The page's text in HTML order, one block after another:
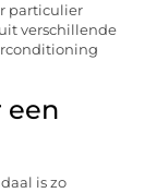
particulier
verschillende
een
is zo